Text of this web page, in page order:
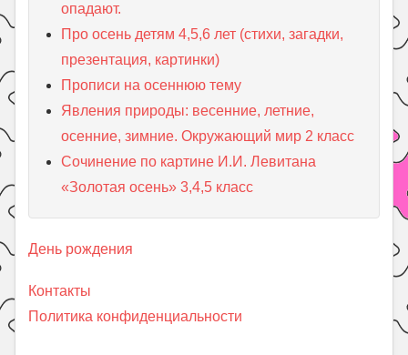
опадают.
Про осень детям 4,5,6 лет (стихи, загадки,
презентация, картинки)
Прописи на осеннюю тему
Явления природы: весенние, летние,
осенние, зимние. Окружающий мир 2 класс
Сочинение по картине И.И. Левитана
«Золотая осень» 3,4,5 класс
День рождения
Контакты
Политика конфиденциальности